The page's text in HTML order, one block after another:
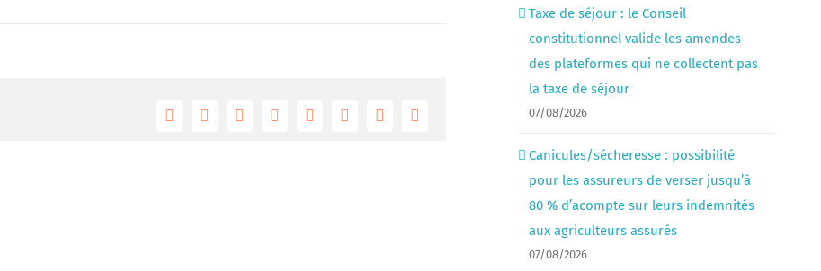
FacebookTwitterRedditLinkedInTumblrPinterest
Vk Email
Taxe de séjour : le Conseil
constitutionnel valide les amendes
des plateformes qui ne collectent pas
la taxe de séjour
07/08/2026
Canicules/sécheresse : possibilité
pour les assureurs de verser jusqu’à
80 % d’acompte sur leurs indemnités
aux agriculteurs assurés
07/08/2026